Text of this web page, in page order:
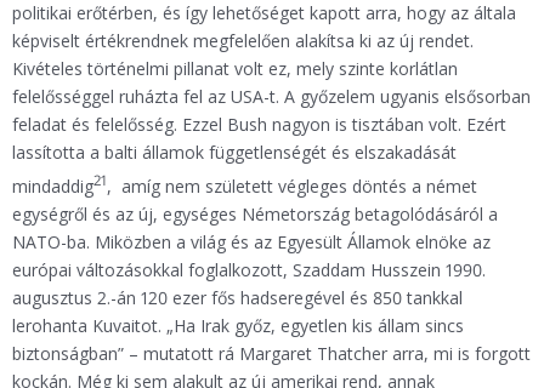
politikai erőtérben, és így lehetőséget kapott arra, hogy az általa
képviselt értékrendnek megfelelően alakítsa ki az új rendet.
Kivételes történelmi pillanat volt ez, mely szinte korlátlan
felelősséggel ruházta fel az USA-t. A győzelem ugyanis elsősorban
feladat és felelősség. Ezzel Bush nagyon is tisztában volt. Ezért
lassította a balti államok függetlenségét és elszakadását
mindaddig21, amíg nem született végleges döntés a német
egységről és az új, egységes Németország betagolódásáról a
NATO-ba. Miközben a világ és az Egyesült Államok elnöke az
európai változásokkal foglalkozott, Szaddam Husszein 1990.
augusztus 2.-án 120 ezer fős hadseregével és 850 tankkal
lerohanta Kuvaitot. „Ha Irak győz, egyetlen kis állam sincs
biztonságban” – mutatott rá Margaret Thatcher arra, mi is forgott
kockán. Még ki sem alakult az új amerikai rend, annak